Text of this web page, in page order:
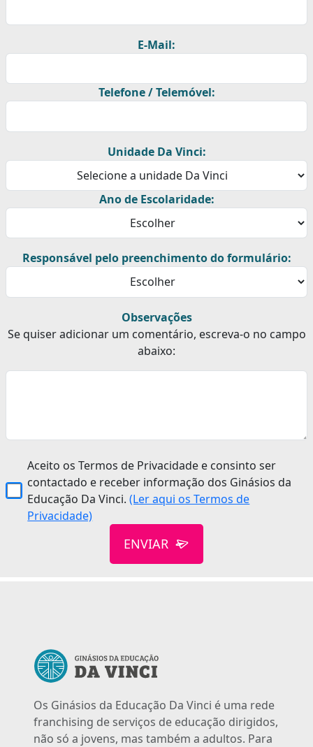
E-Mail:
Telefone / Telemóvel:
Unidade Da Vinci:
Ano de Escolaridade:
Responsável pelo preenchimento do formulário:
Observações
Se quiser adicionar um comentário, escreva-o no campo
abaixo:
Aceito os Termos de Privacidade e consinto ser
contactado e receber informação dos Ginásios da
Educação Da Vinci.(Ler aqui os Termos de
Privacidade)
ENVIAR
Os Ginásios da Educação Da Vinci é uma rede
franchising de serviços de educação dirigidos,
não só a jovens, mas também a adultos. Para